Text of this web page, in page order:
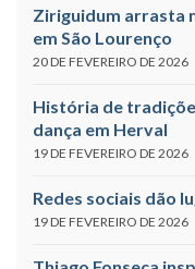
Ziriguidum arrasta
em São Lourenço
20 DE FEVEREIRO DE 2026
História de
dança em Herval
19 DE FEVEREIRO DE 2026
Redes sociais dão
19 DE FEVEREIRO DE 2026